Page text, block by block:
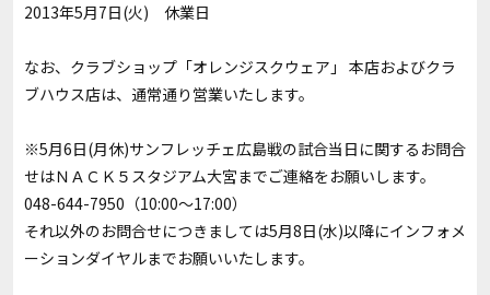
2013年5月7日(火) 休業日
なお、クラブショップ「オレンジスクウェア」 本店およびクラ
ブハウス店は、通常通り営業いたします。
※5月6日(月休)サンフレッチェ広島戦の試合当日に関するお問合
せはＮＡＣＫ５スタジアム大宮までご連絡をお願いします。
048-644-7950（10:00～17:00）
それ以外のお問合せにつきましては5月8日(水)以降にインフォメ
ーションダイヤルまでお願いいたします。